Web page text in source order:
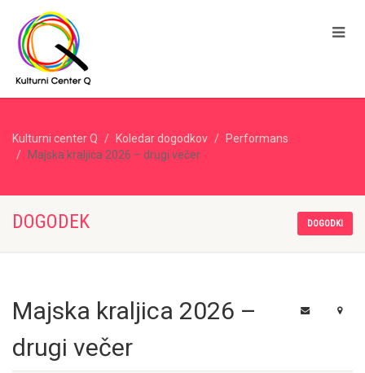
Kulturni center Q Koledar dogodkov
Performans
Majska kraljica 2026 – drugi večer
DOGODEK DOGODKI
Majska kraljica 2026 –
drugi večer